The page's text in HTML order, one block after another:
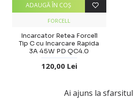
FORCELL
Incarcator Retea Forcell
Tip C cu Incarcare Rapida
3A 45W PD QC4.0
120,00 Lei
ADAUGĂ ÎN COŞ
Ai ajuns la